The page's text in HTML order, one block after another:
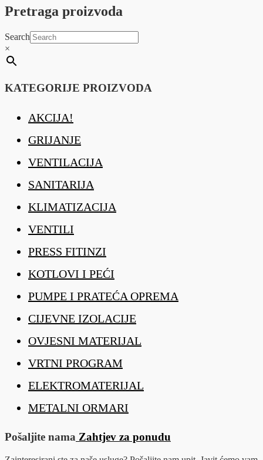
Pretraga proizvoda
Search
×
KATEGORIJE PROIZVODA
AKCIJA!
GRIJANJE
VENTILACIJA
SANITARIJA
KLIMATIZACIJA
VENTILI
PRESS FITINZI
KOTLOVI I PEĆI
PUMPE I PRATEĆA OPREMA
CIJEVNE IZOLACIJE
OVJESNI MATERIJAL
VRTNI PROGRAM
ELEKTROMATERIJAL
METALNI ORMARI
Pošaljite nama Zahtjev za ponudu